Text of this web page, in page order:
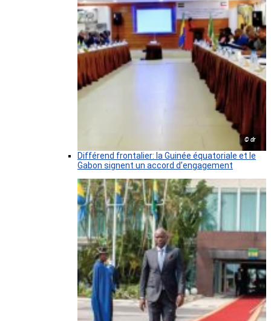
© dr
Différend frontalier: la Guinée équatoriale et le
Gabon signent un accord d’engagement